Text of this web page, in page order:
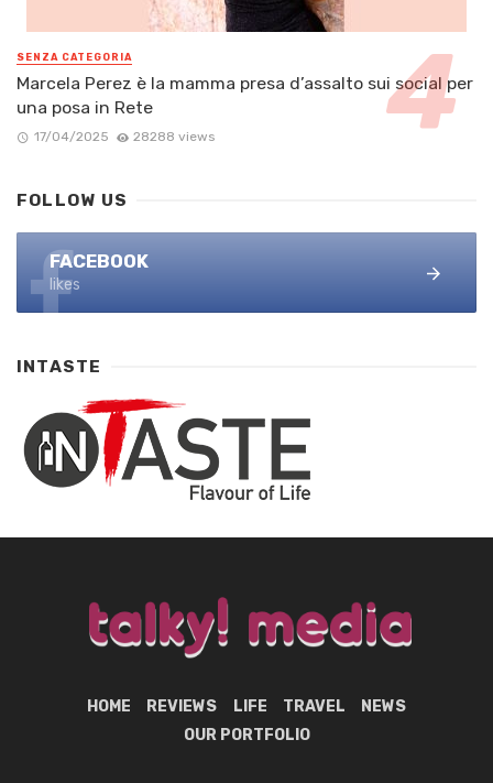
SENZA CATEGORIA
Marcela Perez è la mamma presa d’assalto sui social per
una posa in Rete
17/04/2025 28288 views
FOLLOW US
FACEBOOK
likes
INTASTE
HOME REVIEWS LIFE TRAVEL
NEWS
OUR PORTFOLIO